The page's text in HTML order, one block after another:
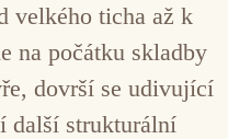
velkého ticha až k
na počátku skladby
dovrší se udivující
další strukturální